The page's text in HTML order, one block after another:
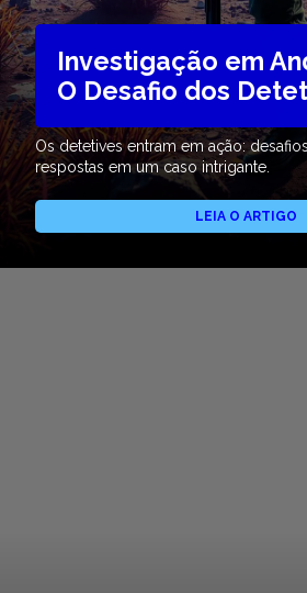
Investigação em
O Desafio dos
Os detetives entram em ação:
respostas em um caso intrigante.
LEIA O ARTIGO